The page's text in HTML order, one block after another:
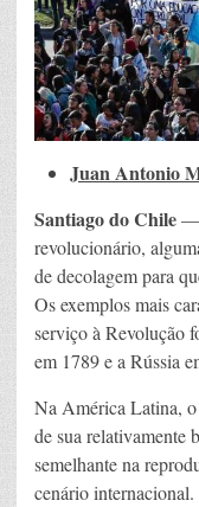
Juan Antonio
Santiago do Chile—
revolucionário,
de decolagem para
Os exemplos mais
serviço à Revolução
em 1789 e a Rússia
Na América Latina,
de sua relativamente
semelhante na
cenário internacional.